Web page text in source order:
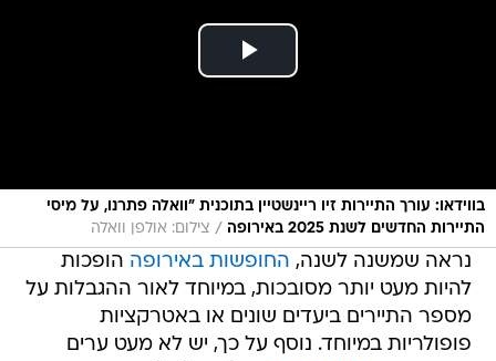
בווידאו: עורך התיירות זיו ריינשטיין בתוכנית "וואלה פתרנו, על מיסי
התיירות החדשים לשנת 2025 באירופה
/ צילום: אולפן וואלה
נראה שמשנה לשנה, החופשות באירופה הופכות
להיות מעט יותר מסובכות, במיוחד לאור ההגבלות על
מספר התיירים ביעדים שונים או באטרקציות
פופולריות במיוחד. נוסף על כך, יש לא מעט ערים